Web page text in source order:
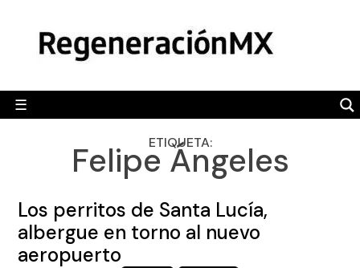
content
☰
POLÍTICA
CAMALEÓN
OPINIÓN
ENGLISH SECTION
ETIQUETA:
Felipe Ángeles
Los perritos de Santa Lucía,
albergue en torno al nuevo
aeropuerto